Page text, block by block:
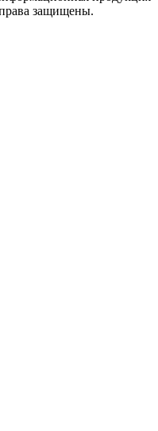
защищены.